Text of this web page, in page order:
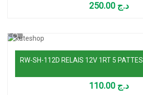
د.ج
RW-SH-112D RELAIS 12V 1RT 5 PATTES
د.ج